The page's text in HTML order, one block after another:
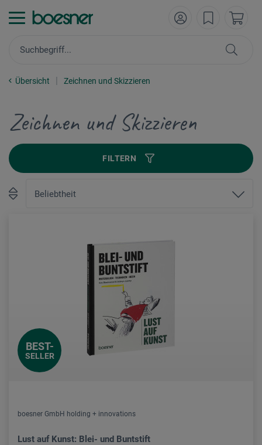
Übersicht Zeichnen und Skizzieren
Zeichnen und Skizzieren
FILTERN
BEST-
SELLER
boesner GmbH holding + innovations
Lust auf Kunst: Blei- und Buntstift